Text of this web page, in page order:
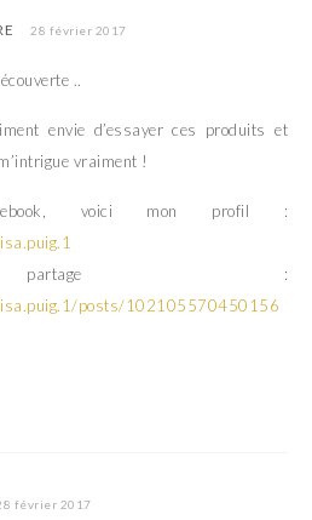
28 février 2017
..
envie d’essayer ces produits et
vraiment !
voici mon profil :
:
posts/102105570450156
février 2017